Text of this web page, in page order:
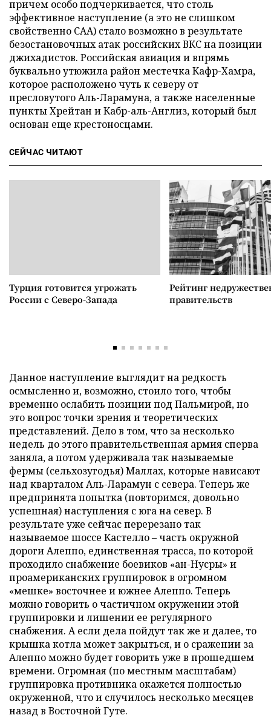
причем особо подчеркивается, что столь
эффективное наступление (а это не слишком
свойственно САА) стало возможно в результате
безостановочных атак российских ВКС на позиции
джихадистов. Российская авиация и впрямь
буквально утюжила район местечка Кафр-Хамра,
которое расположено чуть к северу от
пресловутого Аль-Ларамуна, а также населенные
пункты Хрейтан и Кабр-аль-Англиз, который был
основан еще крестоносцами.
СЕЙЧАС ЧИТАЮТ
Турция готовится угрожать
России с Северо-Запада
Рейтинг
правительств
Данное наступление выглядит на редкость
осмысленно и, возможно, стоило того, чтобы
временно ослабить позиции под Пальмирой, но
это вопрос точки зрения и теоретических
представлений. Дело в том, что за несколько
недель до этого правительственная армия сперва
заняла, а потом удерживала так называемые
фермы (сельхозугодья) Маллах, которые нависают
над кварталом Аль-Ларамун с севера. Теперь же
предпринята попытка (повторимся, довольно
успешная) наступления с юга на север. В
результате уже сейчас перерезано так
называемое шоссе Кастелло – часть окружной
дороги Алеппо, единственная трасса, по которой
проходило снабжение боевиков «ан-Нусры» и
проамериканских группировок в огромном
«мешке» восточнее и южнее Алеппо. Теперь
можно говорить о частичном окружении этой
группировки и лишении ее регулярного
снабжения. А если дела пойдут так же и далее, то
крышка котла может закрыться, и о сражении за
Алеппо можно будет говорить уже в прошедшем
времени. Огромная (по местным масштабам)
группировка противника окажется полностью
окруженной, что и случилось несколько месяцев
назад в Восточной Гуте.